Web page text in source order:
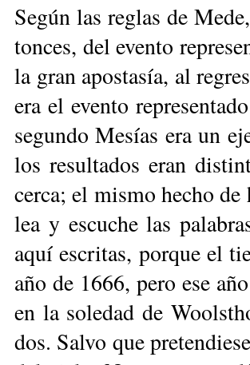
Se­gún las re­glas de
ton­ces, del even­to
la gran apos­ta­sía, al
era el even­to
se­gun­do Me­sías era un
los re­sul­ta­dos eran
cer­ca; el mis­mo he­cho
lea y es­cu­che las
aquí es­cri­tas, por­que el
año de 1666, pe­ro ese
en la so­le­dad de
dos. Sal­vo que